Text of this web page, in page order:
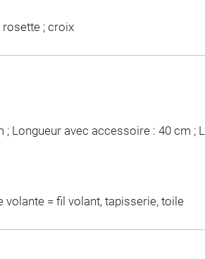
rosette ; croix
; Longueur avec accessoire : 40 cm ;
volante = fil volant, tapisserie, toile